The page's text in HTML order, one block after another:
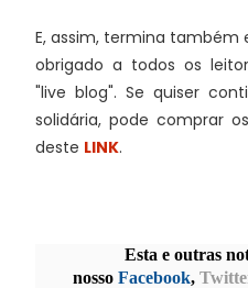
E, assim, termina também
obrigado a todos os
"live blog". Se quiser
solidária, pode comprar
deste LINK.
Esta e outras
nosso Facebook,